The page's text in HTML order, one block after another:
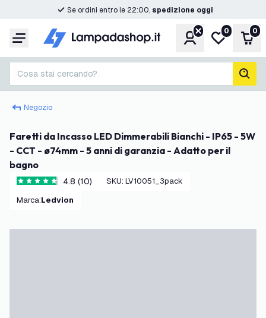
Se ordini entro le 22:00, spedizione oggi
Menu Account
Lista
0 0
Cosa stai cercando?
Negozio
Faretti da Incasso LED Dimmerabili Bianchi - IP65 - 5W
- CCT - ø74mm - 5 anni di garanzia - Adatto per il
bagno
4.8 stelle di valutazione
4.8 (10) SKU: LV10051_3pack
Marca: Ledvion